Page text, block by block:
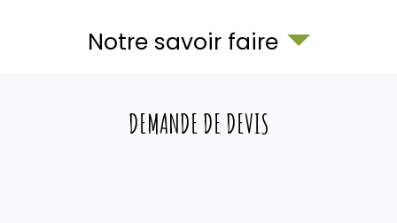
Notre savoir faire
DEMANDE DE DEVIS